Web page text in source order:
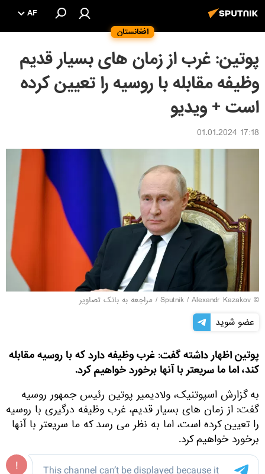
افغانستان
AF
پوتین: غرب از زمان های بسیار قدیم
وظیفه مقابله با روسیه را تعیین کرده
است + ویدیو
17:18 01.01.2024
© Sputnik / Alexandr Kazakov
/ مراجعه به بانک تصاویر
عضو شوید
پوتین اظهار داشته گفت: غرب وظیفه دارد که با روسیه مقابله
کند، اما ما سریعتر با آنها برخورد خواهیم کرد.
به گزارش اسپوتنیک، ولادیمیر پوتین رئیس جمهور روسیه
گفت: از زمان های بسیار قدیم، غرب وظیفه درگیری با روسیه
را تعیین کرده است، اما به نظر می رسد که ما سریعتر با آنها
برخورد خواهیم کرد.